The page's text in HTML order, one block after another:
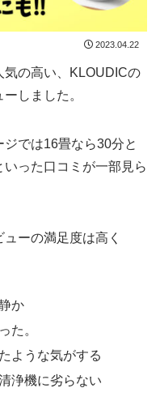
2023.04.22
気の高い、KLOUDICの
しました。
では16畳なら30分と
った口コミが一部見ら
ーの満足度は高く
か
た。
ような気がする
浄機に劣らない